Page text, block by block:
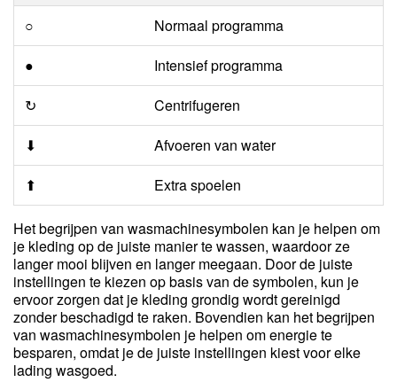
○
Normaal programma
●
Intensief programma
↻
Centrifugeren
⬇
Afvoeren van water
⬆
Extra spoelen
Het begrijpen van wasmachinesymbolen kan je helpen om
je kleding op de juiste manier te wassen, waardoor ze
langer mooi blijven en langer meegaan. Door de juiste
instellingen te kiezen op basis van de symbolen, kun je
ervoor zorgen dat je kleding grondig wordt gereinigd
zonder beschadigd te raken. Bovendien kan het begrijpen
van wasmachinesymbolen je helpen om energie te
besparen, omdat je de juiste instellingen kiest voor elke
lading wasgoed.